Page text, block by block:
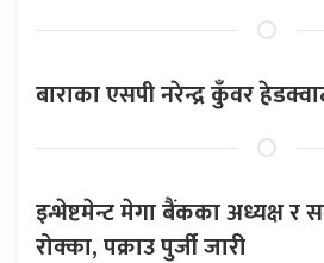
बाराका एसपी नरेन्द्र कुँवर
इन्भेष्टमेन्ट मेगा बैंकका अध्यक्ष र
रोक्का, पक्राउ पुर्जी जारी